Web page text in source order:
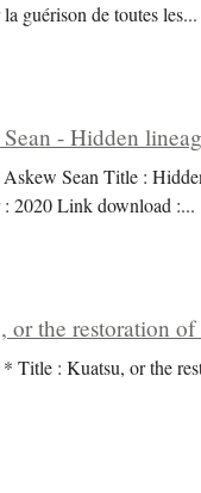
guérison de toutes les...
- Hidden
Sean Title :
: 2020 Link download :...
or the restoration
Title : Kuatsu, or the